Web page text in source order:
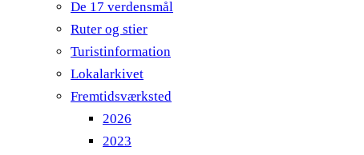
De 17 verdensmål
Ruter og stier
Turistinformation
Lokalarkivet
Fremtidsværksted
2026
2023